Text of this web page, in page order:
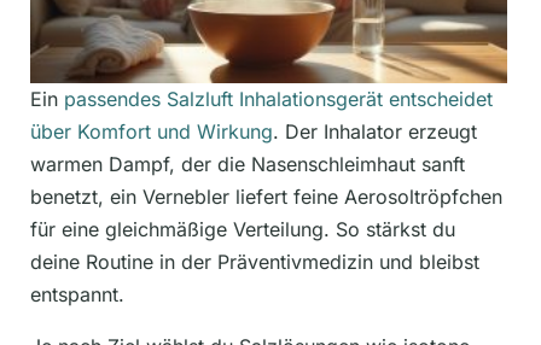
Ein passendes Salzluft Inhalationsgerät entscheidet
über Komfort und Wirkung. Der Inhalator erzeugt
warmen Dampf, der die Nasenschleimhaut sanft
benetzt, ein Vernebler liefert feine Aerosoltröpfchen
für eine gleichmäßige Verteilung. So stärkst du
deine Routine in der Präventivmedizin und bleibst
entspannt.